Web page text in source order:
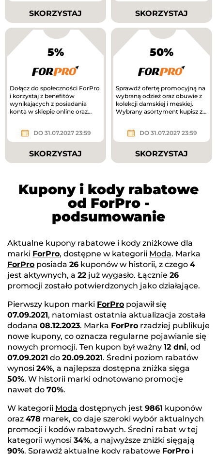
SKORZYSTAJ SKORZYSTAJ
5%
Dołącz do społeczności ForPro
i korzystaj z benefitów
wynikających z posiadania
konta w sklepie online oraz
DO 31.07.2027 23:59
SKORZYSTAJ
50%
Sprawdź ofertę promocyjną na
wybraną odzież oraz obuwie z
kolekcji damskiej i męskiej.
Wybrany asortyment kupisz z
DO 31.07.2027 23:59
SKORZYSTAJ
Kupony i kody rabatowe
od ForPro -
podsumowanie
Aktualne kupony rabatowe i kody zniżkowe dla
marki ForPro, dostępne w kategorii Moda. Marka
ForPro posiada 26 kuponów w historii, z czego 4
jest aktywnych, a 22 już wygasło. Łącznie 26
promocji zostało potwierdzonych jako działające.
Pierwszy kupon marki ForPro pojawił się
07.09.2021, natomiast ostatnia aktualizacja została
dodana 08.12.2023. Marka ForPro rzadziej publikuje
nowe kupony, co oznacza regularne pojawianie się
nowych promocji. Ten kupon był ważny 12 dni, od
07.09.2021 do 20.09.2021. Średni poziom rabatów
wynosi 24%, a najlepsza dostępna zniżka sięga
50%. W historii marki odnotowano promocje
nawet do 70%.
W kategorii Moda dostępnych jest 9861 kuponów
oraz 478 marek, co daje szeroki wybór aktualnych
promocji i kodów rabatowych. Średni rabat w tej
kategorii wynosi 34%, a najwyższe zniżki sięgają
90%. Sprawdź aktualne kody rabatowe ForPro i